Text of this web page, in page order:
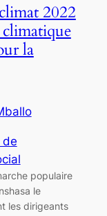
2022
la
de
populaire
le
les dirigeants